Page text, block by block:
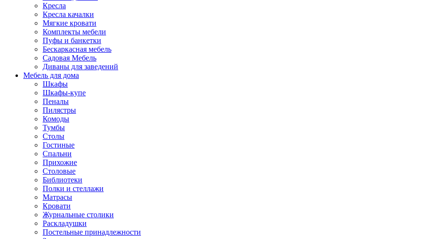
Кресла
Кресла качалки
Мягкие кровати
Комплекты мебели
Пуфы и банкетки
Бескаркасная мебель
Садовая Мебель
Диваны для заведений
Мебель для дома
Шкафы
Шкафы-купе
Пеналы
Пилястры
Комоды
Тумбы
Столы
Гостиные
Спальни
Прихожие
Столовые
Библиотеки
Полки и стеллажи
Матрасы
Кровати
Журнальные столики
Раскладушки
Постельные принадлежности